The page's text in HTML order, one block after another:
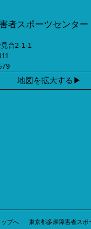
者スポーツセンター
台2-1-1
地図を拡大する
プへ 東京都多摩障害者スポ